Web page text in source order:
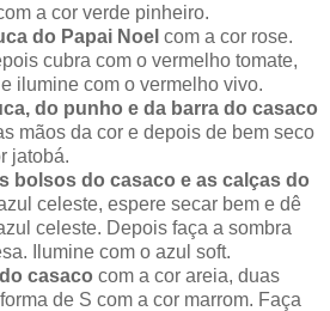
a cor verde pinheiro.
do Papai Noel com a cor rose.
cubra com o vermelho tomate,
ilumine com o vermelho vivo.
do punho e da barra do casaco
mãos da cor e depois de bem seco
jatobá.
bolsos do casaco e as calças do
celeste, espere secar bem e dê
celeste. Depois faça a sombra
Ilumine com o azul soft.
casaco com a cor areia, duas
de S com a cor marrom. Faça